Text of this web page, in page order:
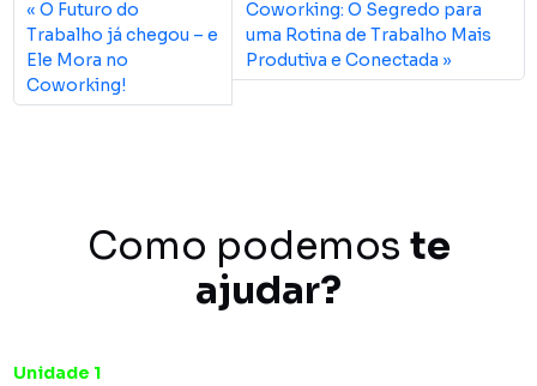
O Futuro do
Trabalho já chegou – e
Ele Mora no
Coworking!
Coworking: O Segredo para
uma Rotina de Trabalho Mais
Produtiva e Conectada
Como podemos te
ajudar?
Unidade 1